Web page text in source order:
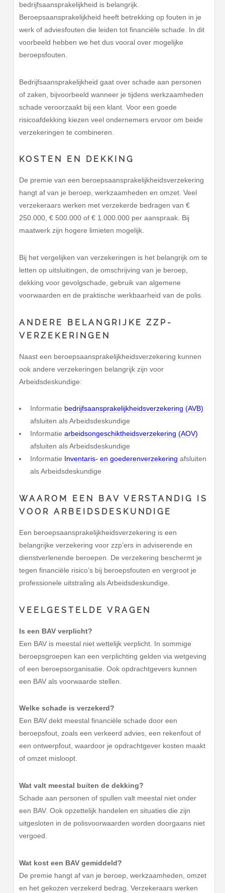
bedrijfsaansprakelijkheid is belangrijk.
Beroepsaansprakelijkheid heeft betrekking op fouten in je
werk of adviesfouten die leiden tot financiële schade. In dit
voorbeeld hebben we het dus vooral over mogelijke
beroepsfouten.
Bedrijfsaansprakelijkheid gaat over schade aan personen
of zaken, bijvoorbeeld wanneer je tijdens werkzaamheden
schade veroorzaakt bij een klant. Voor een goede
risicoafdekking kiezen veel ondernemers ervoor om beide
verzekeringen te combineren.
KOSTEN EN DEKKING
De premie van een beroepsaansprakelijkheidsverzekering
hangt af van je beroep, werkzaamheden en omzet. Veel
verzekeraars werken met verzekerde bedragen van €
250.000, € 500.000 of € 1.000.000 per aanspraak. Bij
maatwerk zijn hogere limieten mogelijk.
Bij het vergelijken van verzekeringen is het belangrijk om te
letten op uitsluitingen, de omschrijving van je beroep,
dekking voor gevolgschade, gebruik van algemene
voorwaarden en de praktische werkbaarheid van de polis.
ANDERE BELANGRIJKE ZZP-
VERZEKERINGEN
Naast een beroepsaansprakelijkheidsverzekering kunnen
ook andere verzekeringen belangrijk zijn voor
Arbeidsdeskundige:
Informatie bedrijfsaansprakelijkheidsverzekering (AVB)
afsluiten als Arbeidsdeskundige
Informatie arbeidsongeschiktheidsverzekering (AOV)
afsluiten als Arbeidsdeskundige
Informatie Inventaris- en goederenverzekering afsluiten
als Arbeidsdeskundige
WAAROM EEN BAV VERSTANDIG IS
VOOR ARBEIDSDESKUNDIGE
Een beroepsaansprakelijkheidsverzekering is een
belangrijke verzekering voor zzp’ers in adviserende en
dienstverlenende beroepen. De verzekering beschermt je
tegen financiële risico’s bij beroepsfouten en vergroot je
professionele uitstraling als Arbeidsdeskundige.
VEELGESTELDE VRAGEN
Is een BAV verplicht?
Een BAV is meestal niet wettelijk verplicht. In sommige
beroepsgroepen kan een verplichting gelden via wetgeving
of een beroepsorganisatie. Ook opdrachtgevers kunnen
een BAV als voorwaarde stellen.
Welke schade is verzekerd?
Een BAV dekt meestal financiële schade door een
beroepsfout, zoals een verkeerd advies, een rekenfout of
een ontwerpfout, waardoor je opdrachtgever kosten maakt
of omzet misloopt.
Wat valt meestal buiten de dekking?
Schade aan personen of spullen valt meestal niet onder
een BAV. Ook opzettelijk handelen en situaties die zijn
uitgesloten in de polisvoorwaarden worden doorgaans niet
vergoed.
Wat kost een BAV gemiddeld?
De premie hangt af van je beroep, werkzaamheden, omzet
en het gekozen verzekerd bedrag. Verzekeraars werken